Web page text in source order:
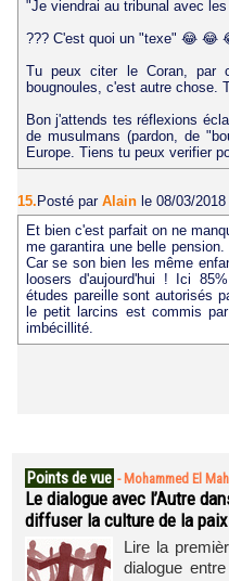
"Je viendrai au tribunal avec
??? C'est quoi un "texe" 😂 😂
Tu peux citer le Coran, par
bougnoules, c'est autre chose.
Bon j'attends tes réflexions
de musulmans (pardon, de
Europe. Tiens tu peux verifier
15.Posté par Alain le 08/03/
Et bien c'est parfait on ne
me garantira une belle
Car se son bien les même
loosers d'aujourd'hui ! Ici
études pareille sont autorisés
le petit larcins est commis
imbécillité.
Points de vue - Mohammed El
Le dialogue avec l’Autre
diffuser la culture de la
Lire la
dialogue